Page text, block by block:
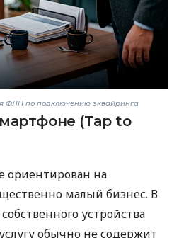
ФЛП по подключению эквайринга
(Tap to
ориентирован на
малый бизнес. В
устройства
обычно не содержит